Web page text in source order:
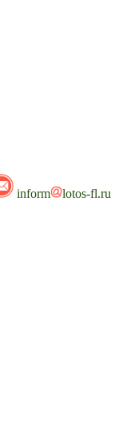
inform lotos-fl.ru